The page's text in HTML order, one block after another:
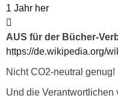
1 Jahr her
AUS für der Bücher-
https://de.wikipedia.org/
Nicht CO2-neutral genug!
Und die Verantwortlichen